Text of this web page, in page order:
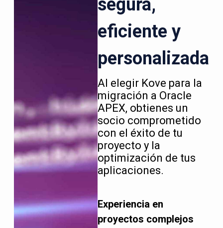
segura,
eficiente y
personalizada
Al elegir Kove para la
migración a Oracle
APEX, obtienes un
socio comprometido
con el éxito de tu
proyecto y la
optimización de tus
aplicaciones.
Experiencia en
proyectos complejos